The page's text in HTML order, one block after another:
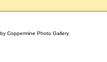
Coppermine Photo Gallery